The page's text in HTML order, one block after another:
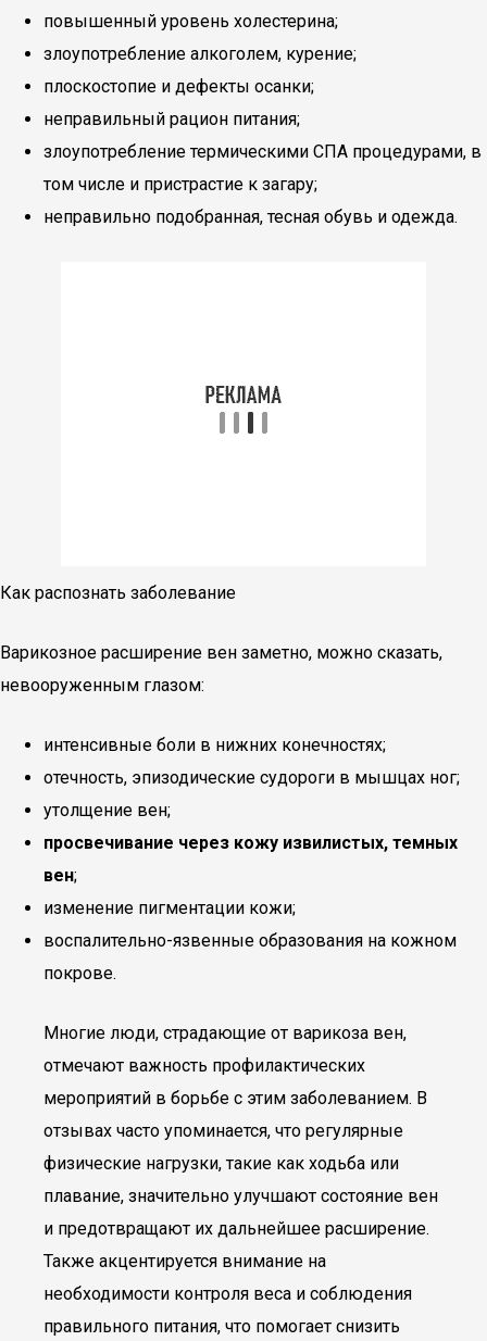
повышенный уровень холестерина;
злоупотребление алкоголем, курение;
плоскостопие и дефекты осанки;
неправильный рацион питания;
злоупотребление термическими СПА процедурами, в
том числе и пристрастие к загару;
неправильно подобранная, тесная обувь и одежда.
Как распознать заболевание
Варикозное расширение вен заметно, можно сказать,
невооруженным глазом:
интенсивные боли в нижних конечностях;
отечность, эпизодические судороги в мышцах ног;
утолщение вен;
просвечивание через кожу извилистых, темных
вен;
изменение пигментации кожи;
воспалительно-язвенные образования на кожном
покрове.
Многие люди, страдающие от варикоза вен,
отмечают важность профилактических
мероприятий в борьбе с этим заболеванием. В
отзывах часто упоминается, что регулярные
физические нагрузки, такие как ходьба или
плавание, значительно улучшают состояние вен
и предотвращают их дальнейшее расширение.
Также акцентируется внимание на
необходимости контроля веса и соблюдения
правильного питания, что помогает снизить